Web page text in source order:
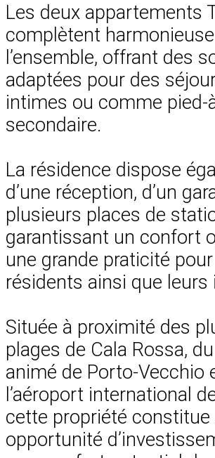
Les deux appartements
complètent
l’ensemble, offrant des
adaptées pour des
intimes ou comme pied-
secondaire.
La résidence dispose
d’une réception, d’un
plusieurs places de
garantissant un confort
une grande praticité
résidents ainsi que leurs
Située à proximité des
plages de Cala Rossa,
animé de Porto-Vecchio
l’aéroport international
cette propriété constitue
opportunité